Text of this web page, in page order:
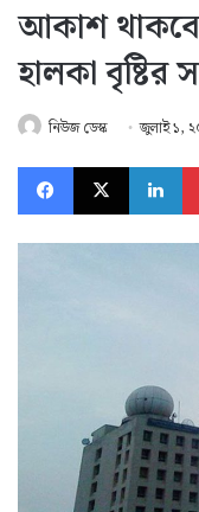
আকাশ
হালকা বৃষ্টির
নিউজ ডেস্ক জুলাই ১,
Facebook
X